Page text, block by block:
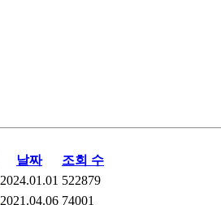
날짜
조회 수
2024.01.01 522879
2021.04.06 74001